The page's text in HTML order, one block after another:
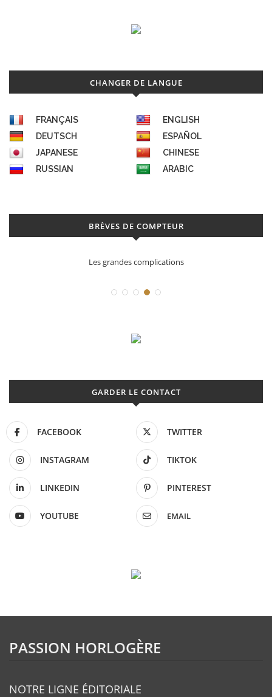
CHANGER DE LANGUE
FRANÇAIS
ENGLISH
DEUTSCH
ESPAÑOL
JAPANESE
CHINESE
RUSSIAN
ARABIC
BRÈVES DE COMPTEUR
Les grandes complications
GARDER LE CONTACT
FACEBOOK TWITTER
INSTAGRAM TIKTOK
LINKEDIN PINTEREST
YOUTUBE EMAIL
PASSION HORLOGÈRE
NOTRE LIGNE ÉDITORIALE